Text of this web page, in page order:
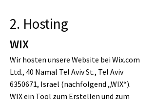
2. Hosting
WIX
Wir hosten unsere Website bei Wix.com
Ltd., 40 Namal Tel Aviv St., Tel Aviv
6350671, Israel (nachfolgend „WIX“).
WIX ein Tool zum Erstellen und zum